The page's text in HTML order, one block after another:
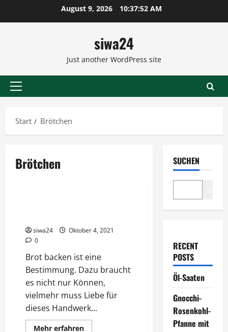
August 9, 2026 10:37:52 AM
siwa24
Just another WordPress site
Primäres
Start
Brötchen
Brötchen
siwa24
Oktober 4, 2021
0
Brot backen ist eine
Bestimmung. Dazu braucht
es nicht nur Können,
vielmehr muss Liebe für
dieses Handwerk...
Mehr erfahrenMehr
SUCHEN
RECENT
POSTS
Öl-Saaten
Gnocchi-
Rosenkohl-
Pfanne mit